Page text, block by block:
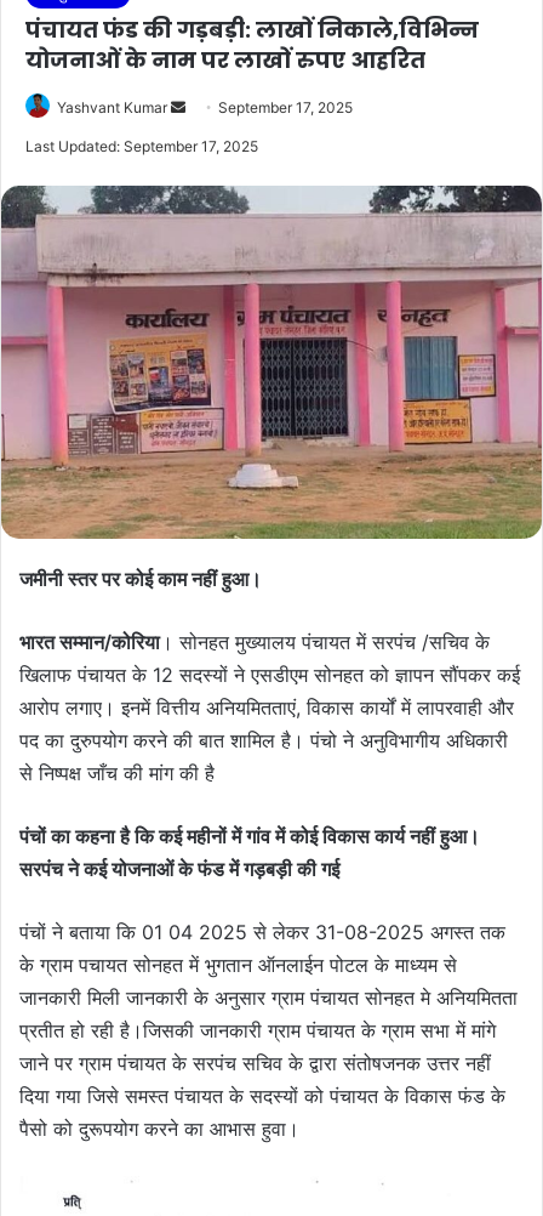
पंचायत फंड की गड़बड़ी: लाखों निकाले,विभिन्न
योजनाओं के नाम पर लाखों रुपए आहरित
Yashvant Kumar
Send September 17, 2025
Last Updated: September 17, 2025
जमीनी स्तर पर कोई काम नहीं हुआ।
भारत सम्मान/कोरिया। सोनहत मुख्यालय पंचायत में सरपंच /सचिव के
खिलाफ पंचायत के 12 सदस्यों ने एसडीएम सोनहत को ज्ञापन सौंपकर कई
आरोप लगाए। इनमें वित्तीय अनियमितताएं, विकास कार्यों में लापरवाही और
पद का दुरुपयोग करने की बात शामिल है। पंचो ने अनुविभागीय अधिकारी
से निष्पक्ष जाँच की मांग की है
पंचों का कहना है कि कई महीनों में गांव में कोई विकास कार्य नहीं हुआ।
सरपंच ने कई योजनाओं के फंड में गड़बड़ी की गई
पंचों ने बताया कि 01 04 2025 से लेकर 31-08-2025 अगस्त तक
के ग्राम पचायत सोनहत में भुगतान ऑनलाईन पोटल के माध्यम से
जानकारी मिली जानकारी के अनुसार ग्राम पंचायत सोनहत मे अनियमितता
प्रतीत हो रही है।जिसकी जानकारी ग्राम पंचायत के ग्राम सभा में मांगे
जाने पर ग्राम पंचायत के सरपंच सचिव के द्वारा संतोषजनक उत्तर नहीं
दिया गया जिसे समस्त पंचायत के सदस्यों को पंचायत के विकास फंड के
पैसो को दुरूपयोग करने का आभास हुवा।